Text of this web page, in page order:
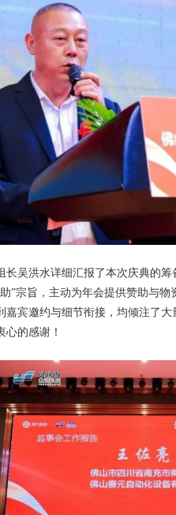
长吴洪水详细汇报了本次庆典的
”宗旨，主动为年会提供赞助与
嘉宾邀约与细节衔接，均倾注了
心的感谢！